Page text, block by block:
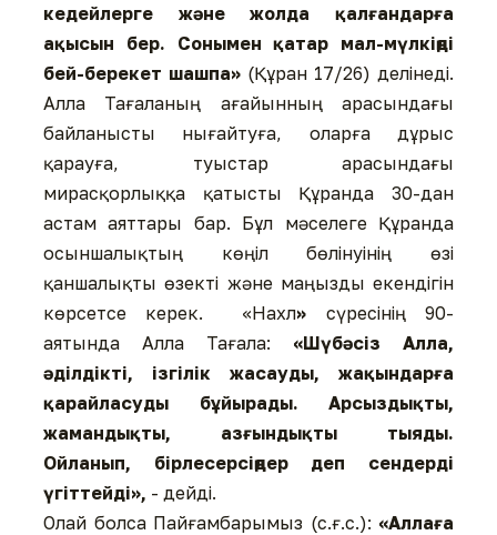
кедейлерге және жолда қалғандарға
ақысын бер. Сонымен қатар мал-мүлкіңді
бей-берекет шашпа» (Құран 17/26) делінеді.
Алла Тағаланың ағайынның арасындағы
байланысты нығайтуға, оларға дұрыс
қарауға, туыстар арасындағы
мирасқорлыққа қатысты Құранда 30-дан
астам аяттары бар. Бұл мәселеге Құранда
осыншалықтың көңіл бөлінуінің өзі
қаншалықты өзекті және маңызды екендігін
көрсетсе керек. «Нахл» сүресінің 90-
аятында Алла Тағала: «Шүбәсіз Алла,
әділдікті, ізгілік жасауды, жақындарға
қарайласуды бұйырады. Арсыздықты,
жамандықты, азғындықты тыяды.
Ойланып, бірлесерсіңдер деп сендерді
үгіттейді», - дейді.
Олай болса Пайғамбарымыз (с.ғ.с.): «Аллаға